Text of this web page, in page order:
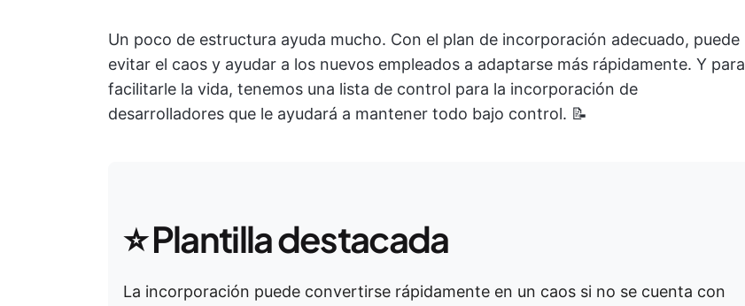
Un poco de estructura ayuda mucho. Con el plan de incorporación adecuado, puede
evitar el caos y ayudar a los nuevos empleados a adaptarse más rápidamente. Y para
facilitarle la vida, tenemos una lista de control para la incorporación de
desarrolladores que le ayudará a mantener todo bajo control. 📝
⭐ Plantilla destacada
La incorporación puede convertirse rápidamente en un caos si no se cuenta con